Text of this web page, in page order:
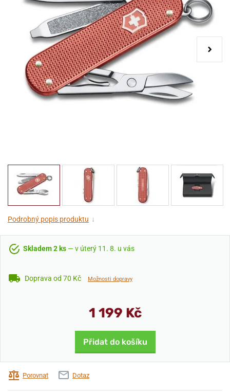
Podrobný popis produktu ↓
Skladem 2 ks — v úterý 11. 8. u vás
Doprava od 70 Kč Možnosti dopravy
1 199 Kč
Přidat do košíku
Porovnat Dotaz